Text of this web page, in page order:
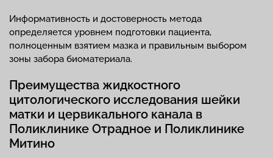
Информативность и достоверность метода
определяется уровнем подготовки пациента,
полноценным взятием мазка и правильным выбором
зоны забора биоматериала.
Преимущества жидкостного
цитологического исследования шейки
матки и цервикального канала в
Поликлинике Отрадное и Поликлинике
Митино